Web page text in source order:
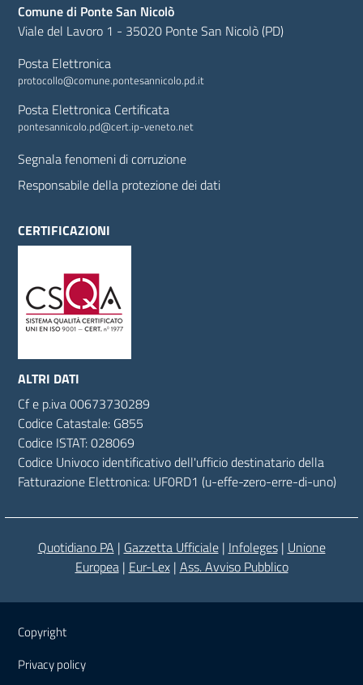
Comune di Ponte San Nicolò
Viale del Lavoro 1 - 35020 Ponte San Nicolò (PD)
Posta Elettronica
protocollo@comune.pontesannicolo.pd.it
Posta Elettronica Certificata
pontesannicolo.pd@cert.ip-veneto.net
Segnala fenomeni di corruzione
Responsabile della protezione dei dati
CERTIFICAZIONI
ALTRI DATI
Cfe p.iva00673730289
Codice Catastale: G855
Codice ISTAT: 028069
Codice Univoco identificativo dell'ufficio destinatario della
Fatturazione Elettronica: UF0RD1 (u-effe-zero-erre-di-uno)
Quotidiano PA | Gazzetta Ufficiale| Infoleges| Unione
Europea| Eur-Lex| Ass. Avviso Pubblico
Sezione Link Utili
Copyright
Privacy policy